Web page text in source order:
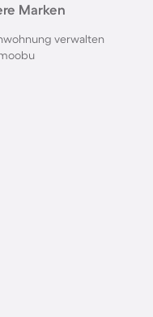
Marken
verwalten